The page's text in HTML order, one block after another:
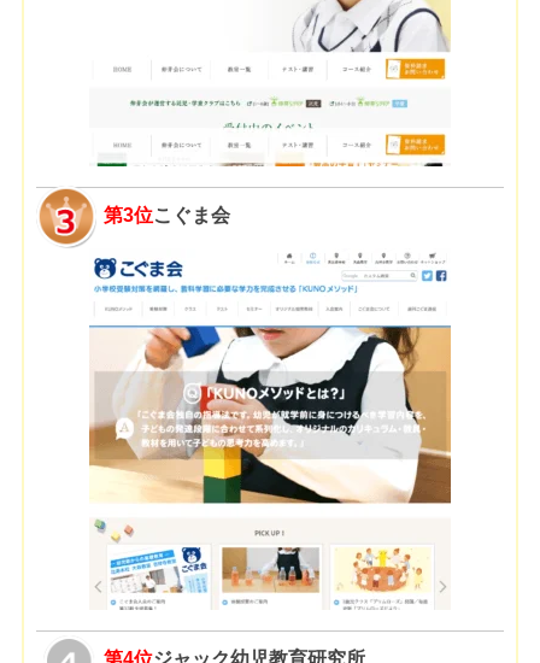
第3位こぐま会
第4位ジャック幼児教育研究所